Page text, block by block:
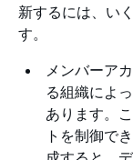
新するには、い
す。
メンバーア
る組織によ
あります。
トを制御で